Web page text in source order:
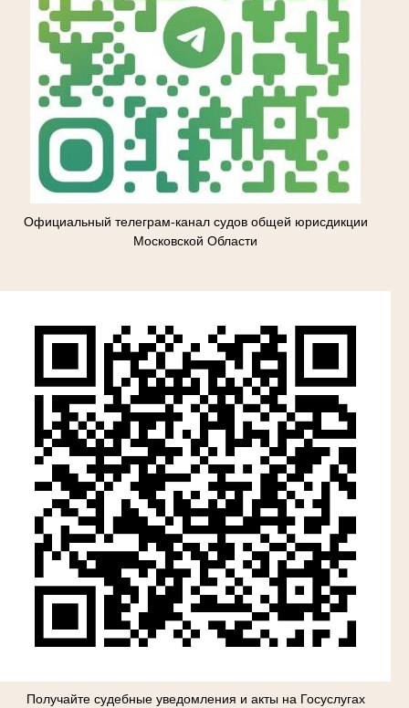
Официальный телеграм-канал судов общей юрисдикции
Московской Области
Получайте судебные уведомления и акты на Госуслугах